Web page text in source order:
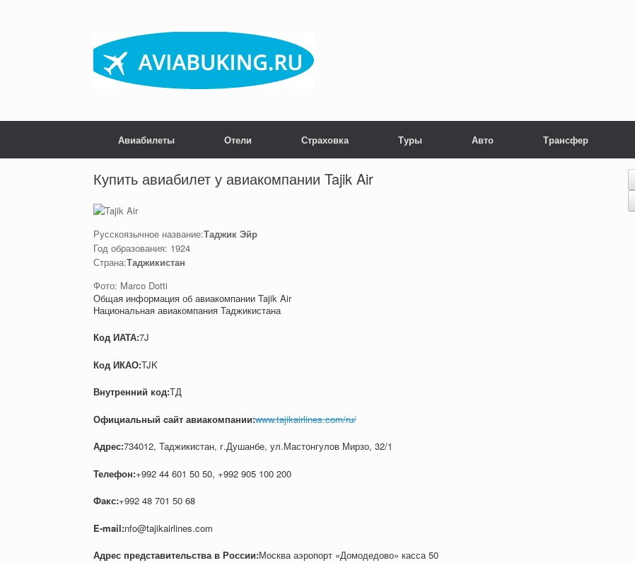
Авиабилеты Отели Страховка Туры Авто Трансфер
Купить авиабилет у авиакомпании Tajik Air
Русскоязычное название:Таджик Эйр
Год образования: 1924
Страна:Таджикистан
Фото: Marco Dotti
Общая информация об авиакомпании Tajik Air
Национальная авиакомпания Таджикистана
Код ИАТА:7J
Код ИКАО:TJK
Внутренний код:ТД
Официальный cайт авиакомпании:www.tajikairlines.com/ru/
Адрес:734012, Таджикистан, г.Душанбе, ул.Мастонгулов Мирзо, 32/1
Телефон:+992 44 601 50 50, +992 905 100 200
Факс:+992 48 701 50 68
E-mail:nfo@tajikairlines.com
Адрес представительства в России:Москва аэропорт «Домодедово» касса 50
Post navigation